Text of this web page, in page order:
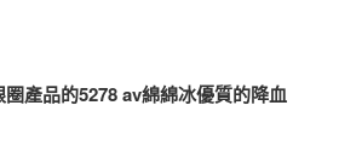
產品的5278 av綿綿冰優質的降血